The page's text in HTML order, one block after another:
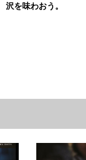
沢を味わおう。